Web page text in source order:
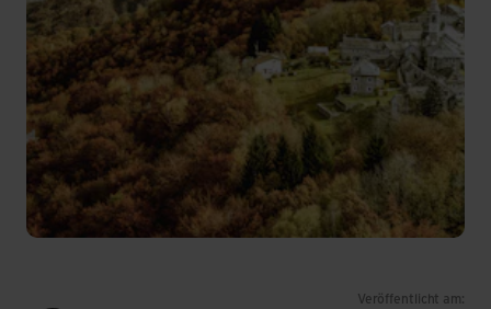
Veröffentlicht am: